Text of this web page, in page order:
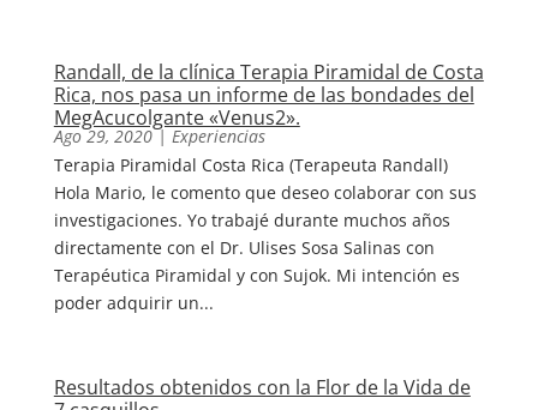
Randall, de la clínica Terapia Piramidal de Costa
Rica, nos pasa un informe de las bondades del
MegAcucolgante «Venus2».
Ago 29, 2020| Experiencias
Terapia Piramidal Costa Rica (Terapeuta Randall)
Hola Mario, le comento que deseo colaborar con sus
investigaciones. Yo trabajé durante muchos años
directamente con el Dr. Ulises Sosa Salinas con
Terapéutica Piramidal y con Sujok. Mi intención es
poder adquirir un...
Resultados obtenidos con la Flor de la Vida de